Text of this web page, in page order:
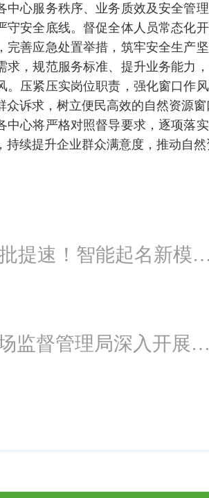
心服务秩序、业务质效及安全管理
守安全底线。督促全体人员常态化
完善应急处置举措，筑牢安全生产
求，规范服务标准、提升业务能力
。压紧压实岗位职责，强化窗口作
众诉求，树立便民高效的自然资源
心将严格对照督导要求，逐项落实
持续提升企业群众满意度，推动自
提速！智能起名新模
监督管理局深入开展